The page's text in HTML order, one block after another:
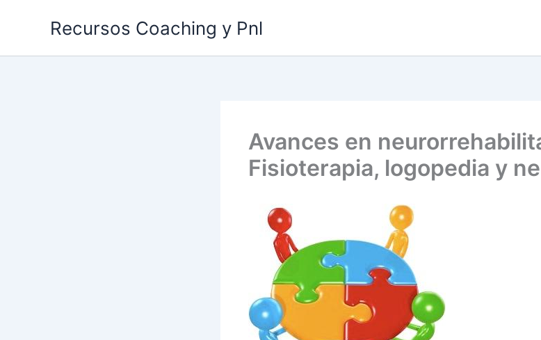
Recursos Coaching y Pnl
Avances en
Fisioterapia, logopedia y